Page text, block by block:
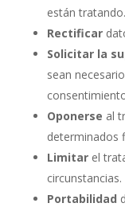
están tratando.
Rectificar
Solicitar la
sean
Oponerse al
determinados
Limitarel
circunstancias.
Portabilidad